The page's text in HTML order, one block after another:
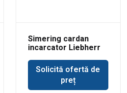
Simering cardan
incarcator Liebherr
Solicită ofertă de
preț